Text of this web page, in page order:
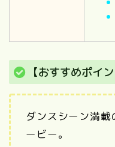
【おすすめポイン
ダンスシーン満
ービー。